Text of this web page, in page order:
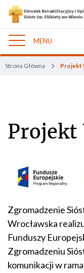
Nawigacja
MENU
Strona Główna Projekt
Projekt
Zgromadzenie
Wrocławska
Funduszy
Zgromadzeniu
komunikacji w